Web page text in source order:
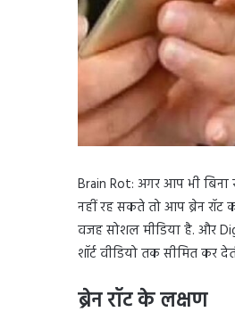
Brain Rot: अगर आप भी
नहीं रह सकते तो आप ब्रेन रॉट
वजह सोशल मीडिया है. और
शॉर्ट वीडियो तक सीमित कर
ब्रेन रॉट के लक्षण